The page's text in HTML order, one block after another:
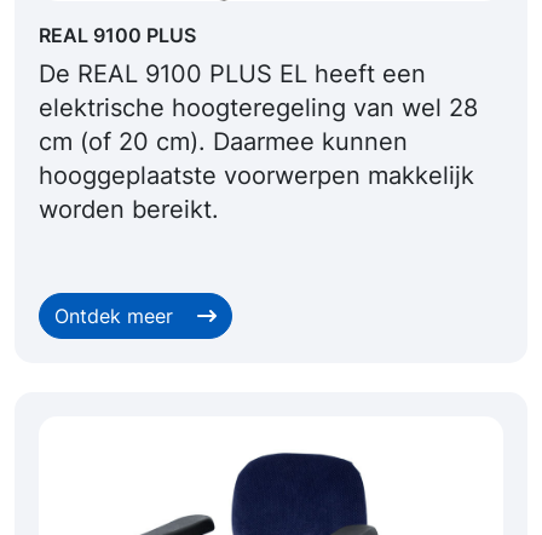
REAL 9100 PLUS
De REAL 9100 PLUS EL heeft een
elektrische hoogteregeling van wel 28
cm (of 20 cm). Daarmee kunnen
hooggeplaatste voorwerpen makkelijk
worden bereikt.
Ontdek meer